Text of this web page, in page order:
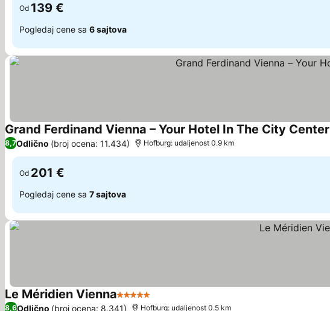
Od 139 €
Pogledaj cene sa 6 sajtova
Grand Ferdinand Vienna – Your Hotel In The City Center
8,7Odlično (broj ocena: 11.434) Hofburg: udaljenost 0.9 km
Od 201 €
Pogledaj cene sa 7 sajtova
Le Méridien Vienna5 Zvezdice
8,6Odlično (broj ocena: 8.341) Hofburg: udaljenost 0.5 km